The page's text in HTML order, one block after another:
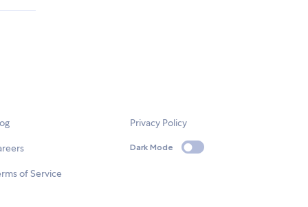
of Service
Privacy Policy
Dark Mode